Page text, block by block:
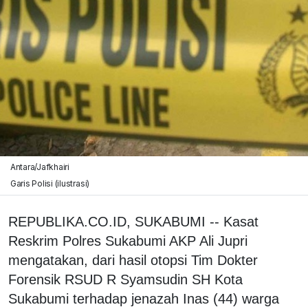
Antara/Jafkhairi
Garis Polisi (ilustrasi)
REPUBLIKA.CO.ID, SUKABUMI -- Kasat
Reskrim Polres Sukabumi AKP Ali Jupri
mengatakan, dari hasil otopsi Tim Dokter
Forensik RSUD R Syamsudin SH Kota
Sukabumi terhadap jenazah Inas (44) warga